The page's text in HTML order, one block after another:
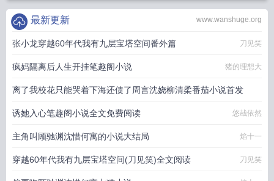
www.wanshuge.org
最新更新
张小龙穿越60年代我有九层宝塔空间番外篇 刀见笑
疯妈隔离后人生开挂笔趣阁小说 猪的理想大
离了我校花只能哭着下海还债了周言沈娆柳清柔番茄小说首发
东南望西北
诱她入心笔趣阁小说全文免费阅读 悠哉依然
主角叫顾驰渊沈惜何寓的小说大结局 焰十一
穿越60年代我有九层宝塔空间(刀见笑)全文阅读 刀见笑